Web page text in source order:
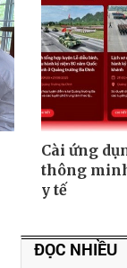
Cài ứng
thông
y tế
ĐỌC NHIỀU